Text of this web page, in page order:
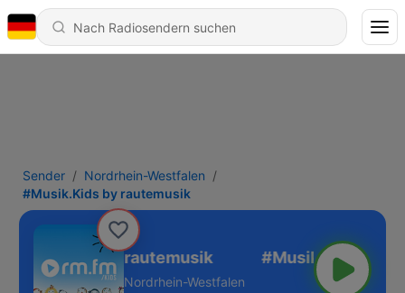
Sender
Nordrhein-Westfalen
#Musik.Kids by rautemusik
by rautemusik
Nordrhein-Westfalen